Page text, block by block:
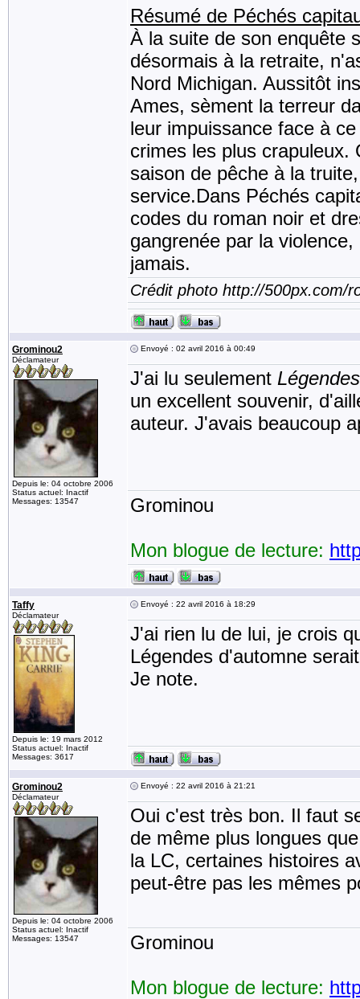
Résumé de Péchés
À la suite de son enquête
désormais à la retraite,
Nord Michigan. Aussitôt
Ames, sèment la terreur
leur impuissance face à
crimes les plus crapuleux.
saison de pêche à la
service.Dans Péchés
codes du roman noir et
gangrenée par la
jamais.
Crédit photo http://500px.com/
Grominou2
Déclamateur
Depuis le: 04 octobre 2006
Status actuel: Inactif
Messages: 13547
Envoyé : 02 avril 2016 à 00:49
J'ai lu seulement
un excellent souvenir,
auteur. J'avais beaucoup
Grominou
Mon blogue de lecture:
Taffy
Déclamateur
Depuis le: 19 mars 2012
Status actuel: Inactif
Messages: 3617
Envoyé : 22 avril 2016 à 18:29
J'ai rien lu de lui, je crois
Légendes d'automne
Je note.
Grominou2
Déclamateur
Depuis le: 04 octobre 2006
Status actuel: Inactif
Messages: 13547
Envoyé : 22 avril 2016 à 21:21
Oui c'est très bon. Il faut
de même plus longues
la LC, certaines histoires
peut-être pas les mêmes
Grominou
Mon blogue de lecture: